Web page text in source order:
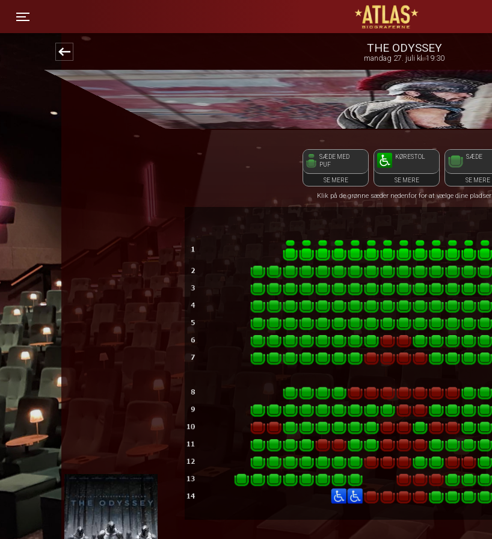
ATLAS Biograferne
THE ODYSSEY
mandag 27. juli kl. 19:30
SÆDE MED
PUF
SE MERE
KØRESTOL
SE MERE
SÆDE
SE MERE
Klik på de grønne sæder nedenfor for at vælge dine pladser
1step-front02 073047